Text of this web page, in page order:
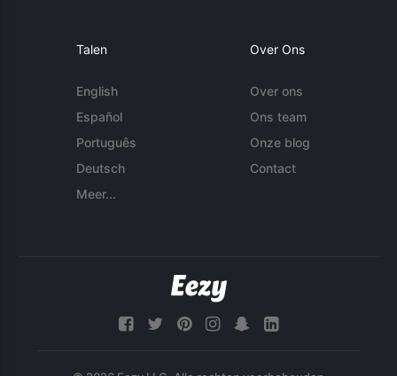
Talen
English
Español
Português
Deutsch
Meer...
Over Ons
Over ons
Ons team
Onze blog
Contact